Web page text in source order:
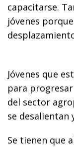
capacitarse.
jóvenes
Jóvenes que
para
del sector
se desalientan
Se tienen que